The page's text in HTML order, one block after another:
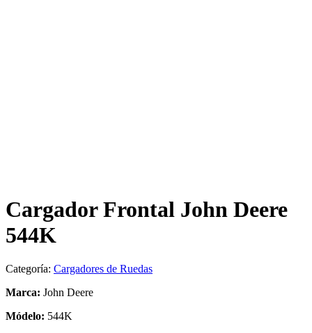
Cargador Frontal John Deere
544K
Categoría: Cargadores de Ruedas
Marca: John Deere
Módelo: 544K